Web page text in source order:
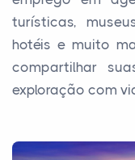
turísticas,
hotéis e muito
compartilhar
exploração com